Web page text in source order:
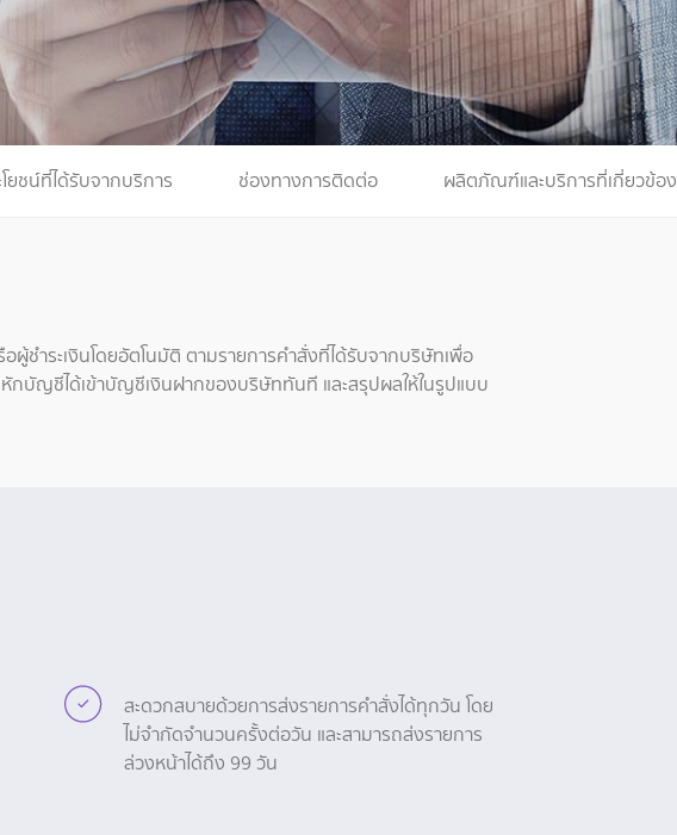
โยชน์ที่ได้รับจากบริการ ช่องทางการติดต่อ ผลิตภัณฑ์และบริการที่เกี่ยวข้อง
ชำระเงินโดยอัตโนมัติ ตามรายการคำสั่งที่ได้รับจากบริษัทเพื่อ
หักบัญชีได้เข้าบัญชีเงินฝากของบริษัททันที และสรุปผลให้ในรูปแบบ
สะดวกสบายด้วยการส่งรายการคำสั่งได้ทุกวัน โดย
ไม่จำกัดจำนวนครั้งต่อวัน และสามารถส่งรายการ
ล่วงหน้าได้ถึง 99 วัน